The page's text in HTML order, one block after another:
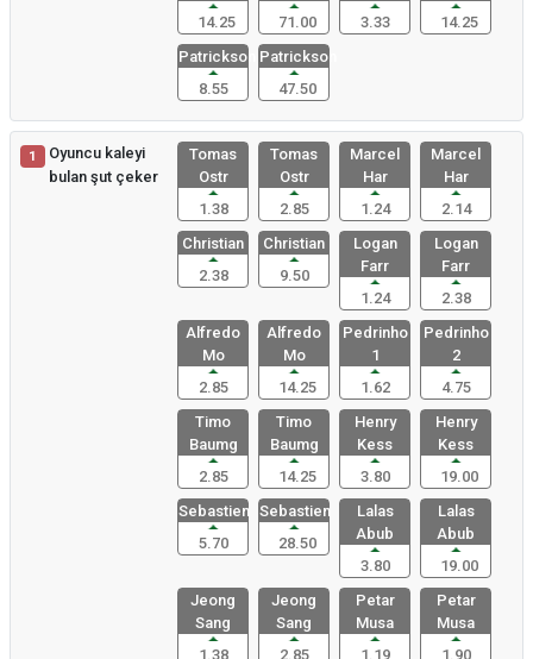
14.25
71.00
3.33
14.25
Patrickson
8.55
Patrickson
47.50
1
Oyuncu kaleyi
bulan şut çeker
Tomas
Ostr
1.38
Tomas
Ostr
2.85
Marcel
Har
1.24
Marcel
Har
2.14
Christian
2.38
Christian
9.50
Logan
Farr
1.24
Logan
Farr
2.38
Alfredo
Mo
2.85
Alfredo
Mo
14.25
Pedrinho
1
1.62
Pedrinho
2
4.75
Timo
Baumg
2.85
Timo
Baumg
14.25
Henry
Kess
3.80
Henry
Kess
19.00
Sebastien
5.70
Sebastien
28.50
Lalas
Abub
3.80
Lalas
Abub
19.00
Jeong
Sang
1.38
Jeong
Sang
2.85
Petar
Musa
1.19
Petar
Musa
1.90